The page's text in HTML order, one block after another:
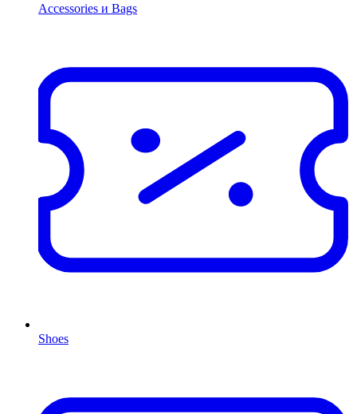
Accessories и Bags
Shoes